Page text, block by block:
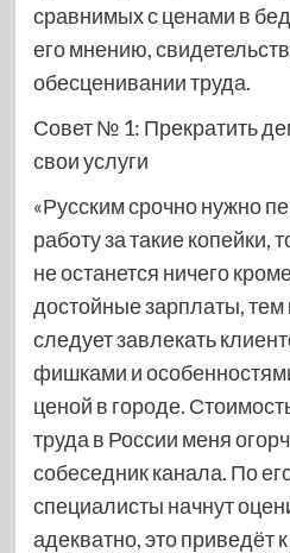
сравнимых с ценами в
его мнению,
обесценивании труда.
Совет № 1: Прекратить
свои услуги
«Русским срочно нужно
работу за такие копейки,
не останется ничего
достойные зарплаты, тем
следует завлекать
фишками и
ценой в городе.
труда в России меня
собеседник канала. По
специалисты начнут
адекватно, это